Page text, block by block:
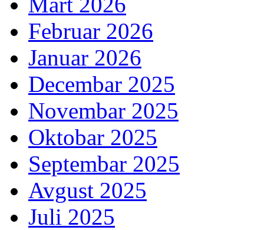
Februar 2026
Januar 2026
Decembar 2025
Novembar 2025
Oktobar 2025
Septembar 2025
Avgust 2025
Juli 2025